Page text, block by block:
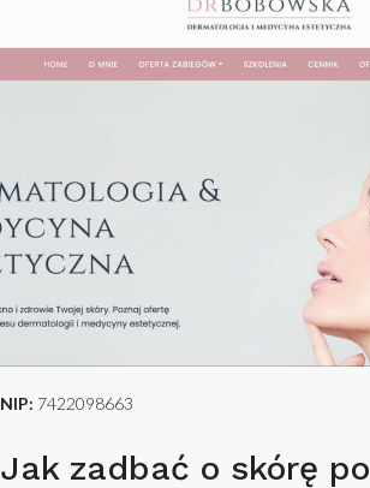
NIP: 7422098663
Jak zadbać o skórę po